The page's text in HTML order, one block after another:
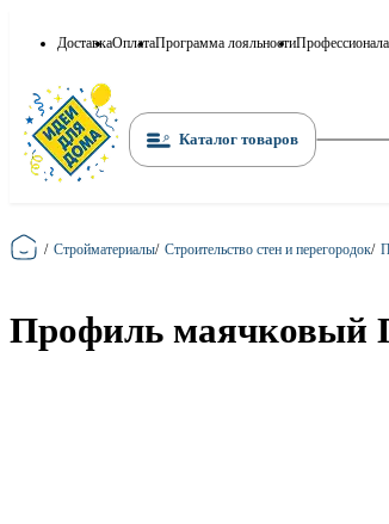
ДоставкаОплатаПрограмма лояльности
Каталог товаров
Главная
/ Стройматериалы/ Строительство стен и перегородок/
Профиль маячковый